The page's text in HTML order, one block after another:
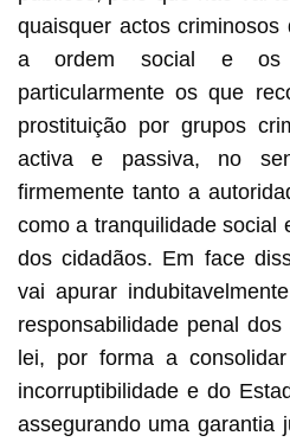
quaisquer actos
a ordem social e os
particularmente os que
prostituição por grupos
activa e passiva, no
firmemente tanto a
como a tranquilidade social
dos cidadãos. Em face
vai apurar indubitavelmente
responsabilidade penal
lei, por forma a
incorruptibilidade e do
assegurando uma garantia